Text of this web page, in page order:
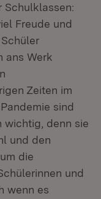
Schulklassen:
Freude und
ans Werk
Zeiten im
sind
wichtig, denn sie
und den
die
und
wenn es